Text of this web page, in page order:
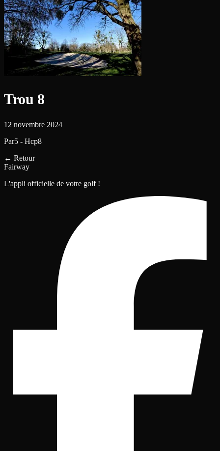
Trou 8
12 novembre 2024
Par5 - Hcp8
← Retour
Fairway
L'appli officielle de votre golf !